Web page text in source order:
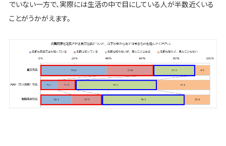
でいない一方で、実際には生活の中で目にしている人が半数近くいる
ことがうかがえます。